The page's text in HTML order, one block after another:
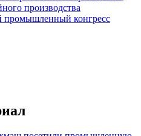
промышленный конгресс